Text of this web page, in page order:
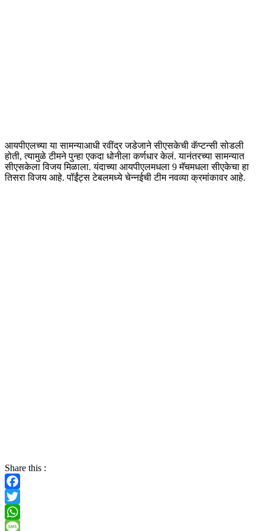
आयपीएलच्या या सामन्याआधी रवींद्र जडेजाने सीएसकेची कॅप्टन्सी सोडली
होती, त्यामुळे टीमने पुन्हा एकदा धोनीला कर्णधार केलं. यानंतरच्या सामन्यात
सीएसकेला विजय मिळाला. यंदाच्या आयपीएलमधला 9 मॅचमधला सीएकेचा हा
तिसरा विजय आहे. पॉईंट्स टेबलमध्ये चेन्नईची टीम नवव्या क्रमांकावर आहे.
Share this :
Facebook
Twitter
WhatsApp